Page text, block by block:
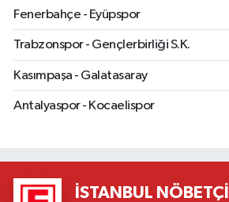
Fenerbahçe - Eyüpspor
Trabzonspor - Gençlerbirliği S.K.
Kasımpaşa - Galatasaray
Antalyaspor - Kocaelispor
İSTANBUL NÖBETÇI